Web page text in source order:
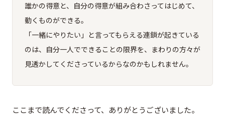
誰かの得意と、自分の得意が組み合わさってはじめて、
動くものができる。
「一緒にやりたい」と言ってもらえる連鎖が起きている
のは、自分一人でできることの限界を、まわりの方々が
見透かしてくださっているからなのかもしれません。
ここまで読んでくださって、ありがとうございました。